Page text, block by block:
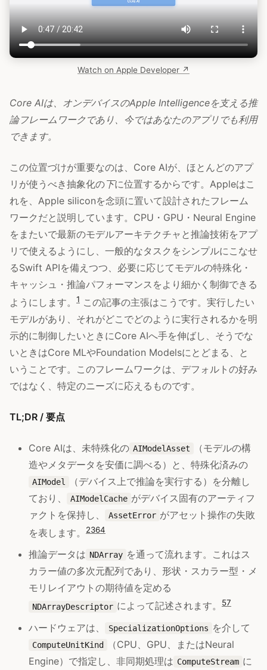
Watch on Apple Developer ↗
Core AIは、オンデバイスのApple Intelligenceを支える推
論フレームワークであり、今ではあなたのアプリでも利用
できます。
この位置づけが重要なのは、Core AIが、ほとんどのアプ
リが使うべき抽象化の下に位置するからです。Appleはこ
れを、Apple siliconを念頭に置いて設計されたフレーム
ワークだと説明しています。CPU・GPU・Neural Engine
をまたいで最新のモデルアーキテクチャと推論技術をアプ
リで使えるようにし、一般的なタスクをシンプルにこなせ
るSwift APIを備えつつ、必要に応じてモデルの特殊化・
キャッシュ・推論パフォーマンスをより細かく制御できる
ようにします。
1 この記事の主張はこうです。実行したい
モデルがあり、それがどこでどのように実行されるかを明
示的に制御したいときにCore AIへ手を伸ばし、そうでな
いときはCore MLやFoundation Modelsにとどまる、と
いうことです。このフレームワークは、デフォルトの好み
ではなく、特定のニーズに応えるものです。
TL;DR / 要点
Core AIは、未特殊化の AIModelAsset
（モデルの構
造やメタデータを安価に調べる）と、特殊化済みの
AIModel
（デバイス上で推論を実行する）を分離し
ており、
AIModelCache がデバイス固有のアーティフ
ァクトを保持し、
AssetError がアセット操作の失敗
を表します。
2364
推論データは NDArray を通って流れます。これはス
カラー値の多次元配列であり、形状・スカラー型・メ
モリレイアウトの期待値を定める
NDArrayDescriptor によって記述されます。 57
ハードウェアは、 SpecializationOptions を介して
ComputeUnitKind
（CPU、GPU、またはNeural
Engine）で指定し、非同期処理は ComputeStream に